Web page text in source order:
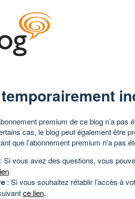
premium de ce blog n’a pas
cas, le blog peut également être
que l’abonnement premium n’a pas
: Si vous avez des questions, vous
.
: Si vous souhaitez rétablir l’accès à
ce lien.